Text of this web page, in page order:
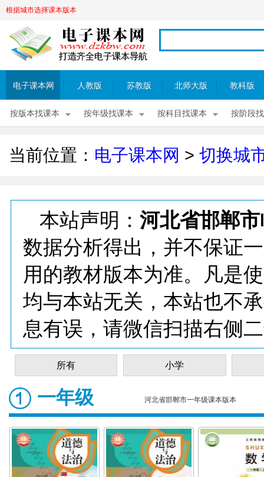
根据城市选择课本版本
电子课本网 人教版 苏教版 北师大版 教科版
按版本找课本 按年级找课本 按科目找课本 按阶段
当前位置： 电子课本网 > 切换城
本站声明： 河北省邯郸
数据分析得出，并不保证
用的教材版本为准。凡是
均与本站无关，本站也不
息有误，请微信扫描右侧
所有 小学
一年级 河北省邯郸市一年级课本版本